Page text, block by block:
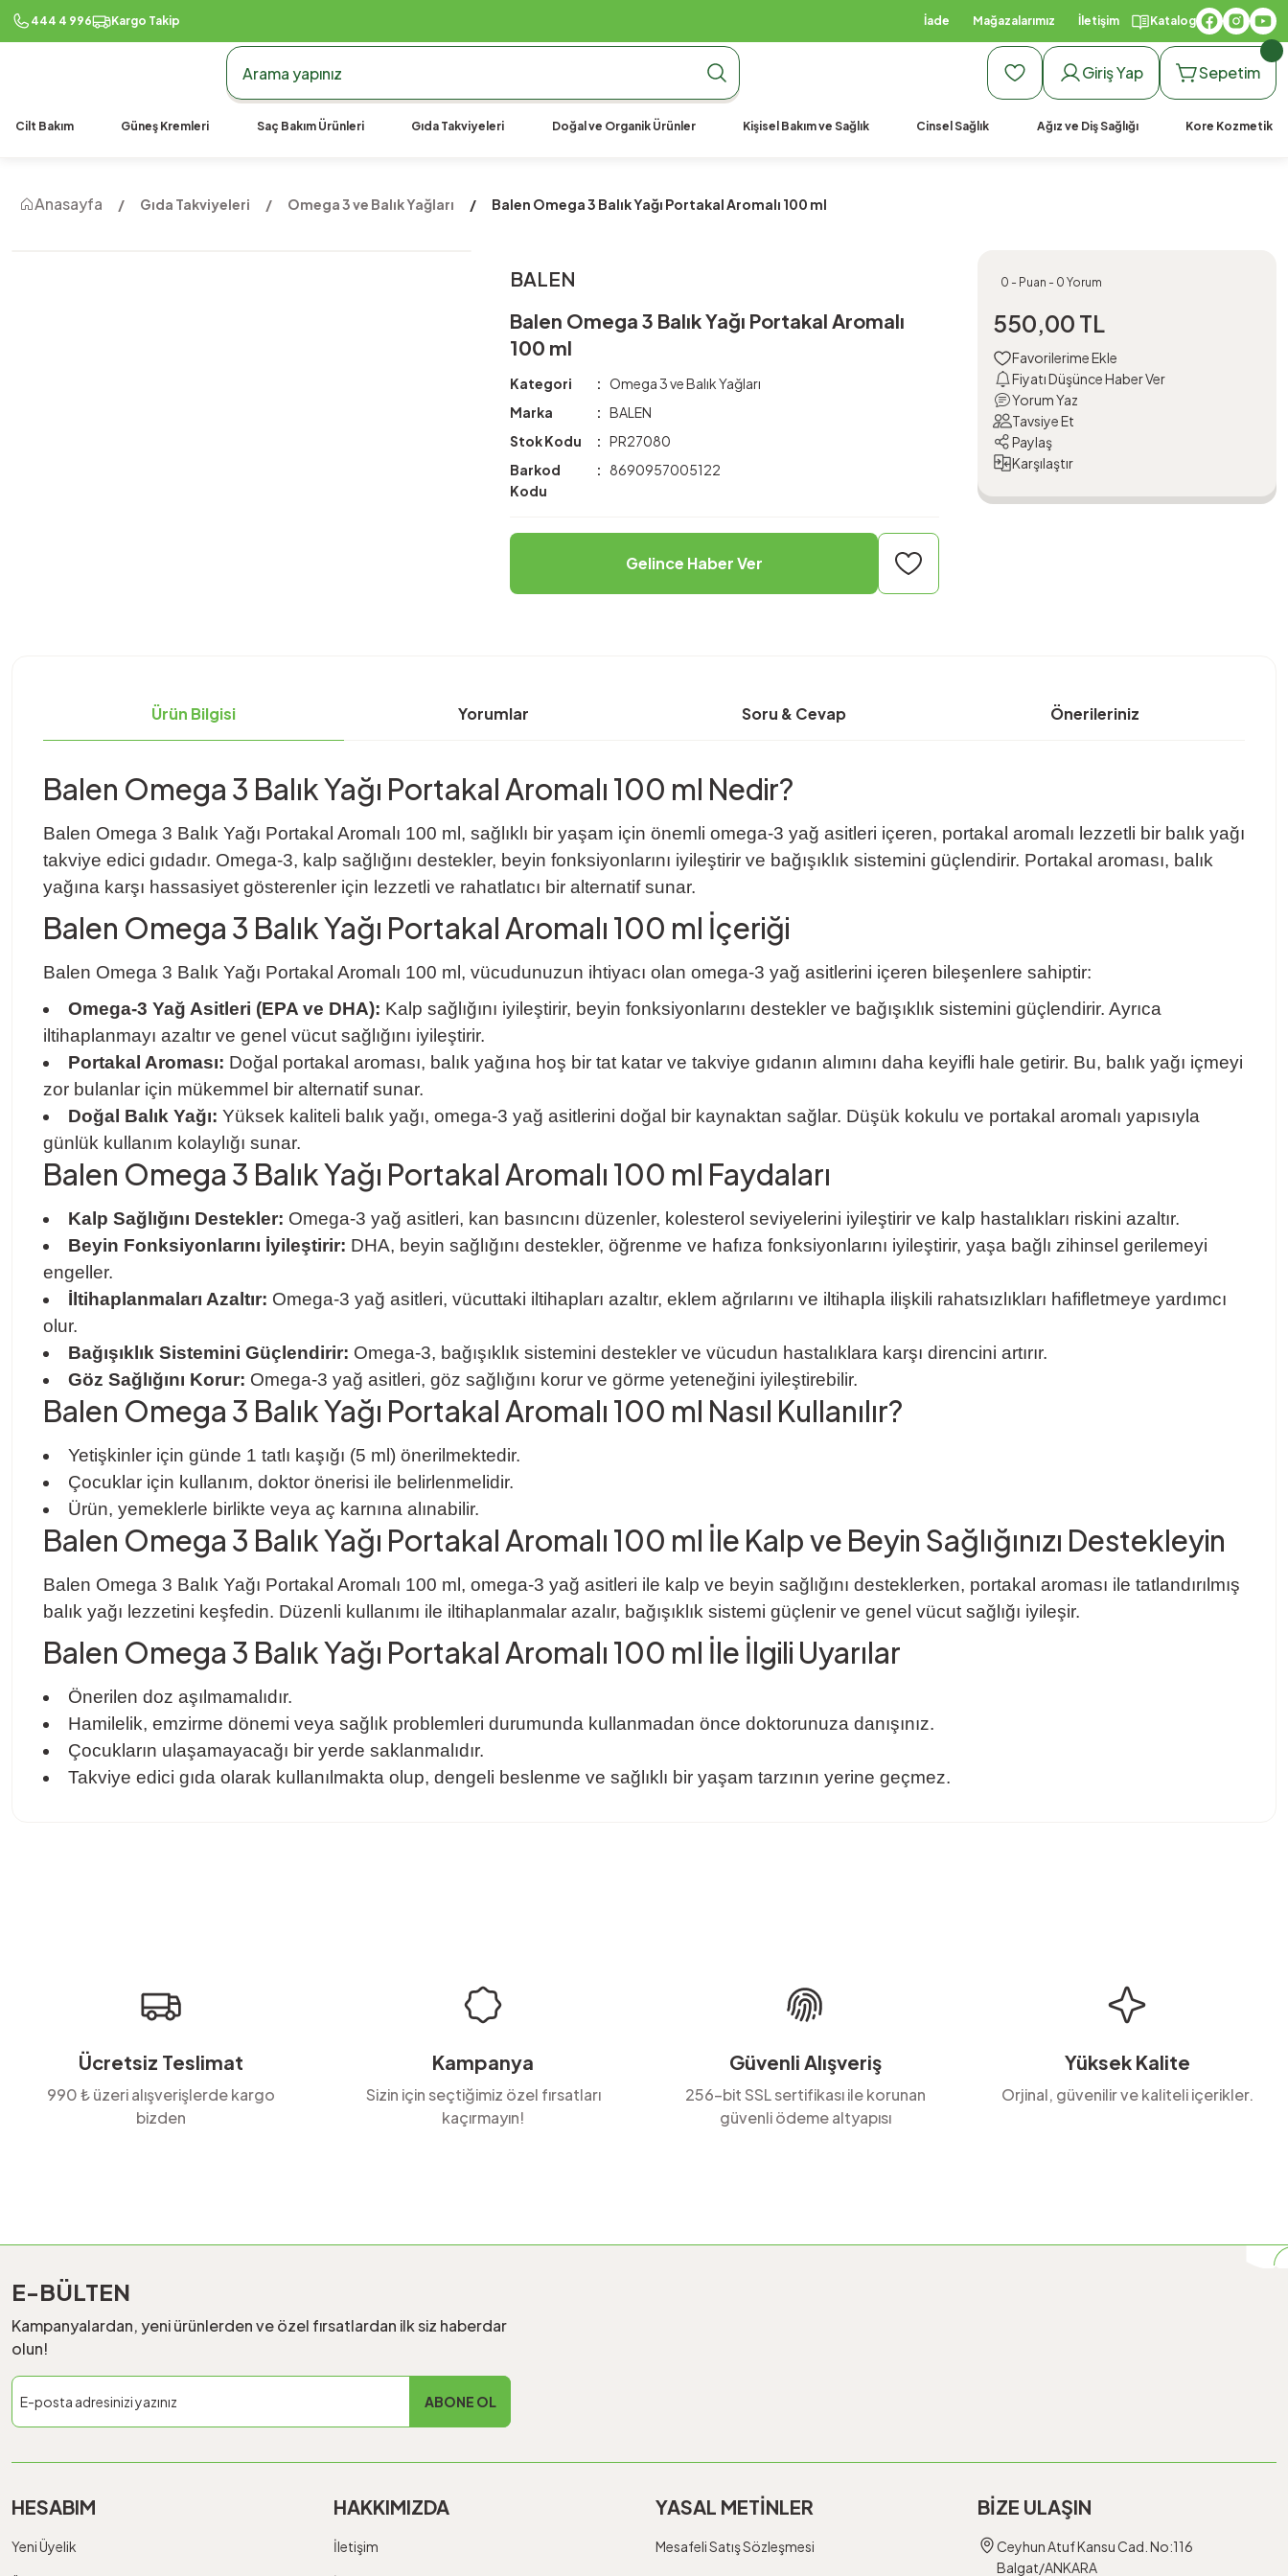
444 4 996 Kargo Takip
990 TL Üzeri Ücretsiz Kargo990 TL Üzeri Ücretsiz Kargo
İade Mağazalarımız İletişim Katalog
Giriş Yap Sepetim
Cilt Bakım Güneş Kremleri Saç Bakım Ürünleri Gıda Takviyeleri Doğal ve Organik Ürünler Kişisel Bakım ve Sağlık Cinsel Sağlık Ağız ve Diş Sağlığı Kore Kozmetik
Anasayfa Gıda Takviyeleri Omega 3 ve Balık Yağları Balen Omega 3 Balık Yağı Portakal Aromalı 100 ml
BALEN
Balen Omega 3 Balık Yağı Portakal Aromalı
100 ml
Kategori
Omega 3 ve Balık Yağları
Marka
BALEN
Stok Kodu
PR27080
Barkod
Kodu
8690957005122
Gelince Haber Ver
0 - Puan - 0 Yorum
550,00 TL
Fiyatı Düşünce Haber Ver
Yorum Yaz
Tavsiye Et
Paylaş
Karşılaştır
Ürün Bilgisi Yorumlar Soru & Cevap Önerileriniz
Balen Omega 3 Balık Yağı Portakal Aromalı 100 ml Nedir?
Balen Omega 3 Balık Yağı Portakal Aromalı 100 ml, sağlıklı bir yaşam için önemli omega-3 yağ asitleri içeren, portakal aromalı lezzetli bir balık yağı
takviye edici gıdadır. Omega-3, kalp sağlığını destekler, beyin fonksiyonlarını iyileştirir ve bağışıklık sistemini güçlendirir. Portakal aroması, balık
yağına karşı hassasiyet gösterenler için lezzetli ve rahatlatıcı bir alternatif sunar.
Balen Omega 3 Balık Yağı Portakal Aromalı 100 ml İçeriği
Balen Omega 3 Balık Yağı Portakal Aromalı 100 ml, vücudunuzun ihtiyacı olan omega-3 yağ asitlerini içeren bileşenlere sahiptir:
Omega-3 Yağ Asitleri (EPA ve DHA): Kalp sağlığını iyileştirir, beyin fonksiyonlarını destekler ve bağışıklık sistemini güçlendirir. Ayrıca
iltihaplanmayı azaltır ve genel vücut sağlığını iyileştirir.
Portakal Aroması: Doğal portakal aroması, balık yağına hoş bir tat katar ve takviye gıdanın alımını daha keyifli hale getirir. Bu, balık yağı içmeyi
zor bulanlar için mükemmel bir alternatif sunar.
Doğal Balık Yağı: Yüksek kaliteli balık yağı, omega-3 yağ asitlerini doğal bir kaynaktan sağlar. Düşük kokulu ve portakal aromalı yapısıyla
günlük kullanım kolaylığı sunar.
Balen Omega 3 Balık Yağı Portakal Aromalı 100 ml Faydaları
Kalp Sağlığını Destekler: Omega-3 yağ asitleri, kan basıncını düzenler, kolesterol seviyelerini iyileştirir ve kalp hastalıkları riskini azaltır.
Beyin Fonksiyonlarını İyileştirir: DHA, beyin sağlığını destekler, öğrenme ve hafıza fonksiyonlarını iyileştirir, yaşa bağlı zihinsel gerilemeyi
engeller.
İltihaplanmaları Azaltır: Omega-3 yağ asitleri, vücuttaki iltihapları azaltır, eklem ağrılarını ve iltihapla ilişkili rahatsızlıkları hafifletmeye yardımcı
olur.
Bağışıklık Sistemini Güçlendirir: Omega-3, bağışıklık sistemini destekler ve vücudun hastalıklara karşı direncini artırır.
Göz Sağlığını Korur: Omega-3 yağ asitleri, göz sağlığını korur ve görme yeteneğini iyileştirebilir.
Balen Omega 3 Balık Yağı Portakal Aromalı 100 ml Nasıl Kullanılır?
Yetişkinler için günde 1 tatlı kaşığı (5 ml) önerilmektedir.
Çocuklar için kullanım, doktor önerisi ile belirlenmelidir.
Ürün, yemeklerle birlikte veya aç karnına alınabilir.
Balen Omega 3 Balık Yağı Portakal Aromalı 100 ml İle Kalp ve Beyin Sağlığınızı Destekleyin
Balen Omega 3 Balık Yağı Portakal Aromalı 100 ml, omega-3 yağ asitleri ile kalp ve beyin sağlığını desteklerken, portakal aroması ile tatlandırılmış
balık yağı lezzetini keşfedin. Düzenli kullanımı ile iltihaplanmalar azalır, bağışıklık sistemi güçlenir ve genel vücut sağlığı iyileşir.
Balen Omega 3 Balık Yağı Portakal Aromalı 100 ml İle İlgili Uyarılar
Önerilen doz aşılmamalıdır.
Hamilelik, emzirme dönemi veya sağlık problemleri durumunda kullanmadan önce doktorunuza danışınız.
Çocukların ulaşamayacağı bir yerde saklanmalıdır.
Takviye edici gıda olarak kullanılmakta olup, dengeli beslenme ve sağlıklı bir yaşam tarzının yerine geçmez.
Bu ürüne benzer farklı alternatifler olmalı.
Ücretsiz Teslimat
990 ₺ üzeri alışverişlerde kargo
bizden
Kampanya
Sizin için seçtiğimiz özel fırsatları
kaçırmayın!
Güvenli Alışveriş
256-bit SSL sertifikası ile korunan
güvenli ödeme altyapısı
Yüksek Kalite
Orjinal, güvenilir ve kaliteli içerikler.
E-BÜLTEN
Kampanyalardan, yeni ürünlerden ve özel fırsatlardan ilk siz haberdar
olun!
ABONE OL
HESABIM
Yeni Üyelik
HAKKIMIZDA
İletişim
YASAL METİNLER
Mesafeli Satış Sözleşmesi
BİZE ULAŞIN
Ceyhun Atuf Kansu Cad. No:116
Balgat/ANKARA